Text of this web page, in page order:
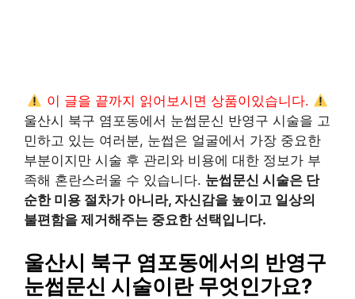
이 글을 끝까지 읽어보시면 상품이있습니다.
울산시 북구 염포동에서 눈썹문신 반영구 시술을 고
민하고 있는 여러분, 눈썹은 얼굴에서 가장 중요한
부분이지만 시술 후 관리와 비용에 대한 정보가 부
족해 혼란스러울 수 있습니다. 눈썹문신 시술은 단
순한 미용 절차가 아니라, 자신감을 높이고 일상의
불편함을 제거해주는 중요한 선택입니다.
울산시 북구 염포동에서의 반영구
눈썹문신 시술이란 무엇인가요?